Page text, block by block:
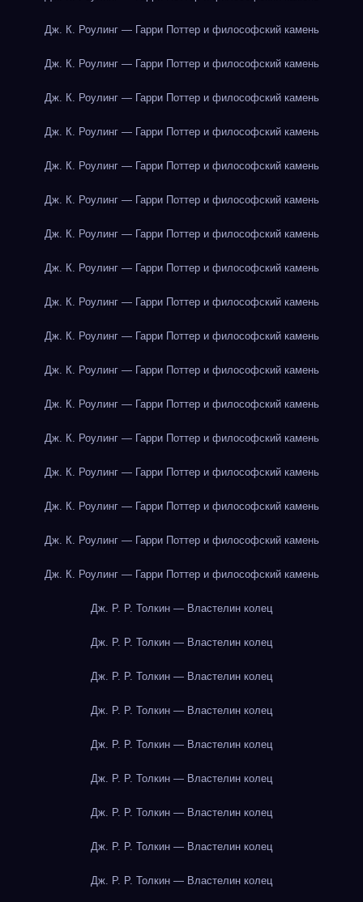
Дж. К. Роулинг — Гарри Поттер и философский камень
Дж. К. Роулинг — Гарри Поттер и философский камень
Дж. К. Роулинг — Гарри Поттер и философский камень
Дж. К. Роулинг — Гарри Поттер и философский камень
Дж. К. Роулинг — Гарри Поттер и философский камень
Дж. К. Роулинг — Гарри Поттер и философский камень
Дж. К. Роулинг — Гарри Поттер и философский камень
Дж. К. Роулинг — Гарри Поттер и философский камень
Дж. К. Роулинг — Гарри Поттер и философский камень
Дж. К. Роулинг — Гарри Поттер и философский камень
Дж. К. Роулинг — Гарри Поттер и философский камень
Дж. К. Роулинг — Гарри Поттер и философский камень
Дж. К. Роулинг — Гарри Поттер и философский камень
Дж. К. Роулинг — Гарри Поттер и философский камень
Дж. К. Роулинг — Гарри Поттер и философский камень
Дж. К. Роулинг — Гарри Поттер и философский камень
Дж. К. Роулинг — Гарри Поттер и философский камень
Дж. Р. Р. Толкин — Властелин колец
Дж. Р. Р. Толкин — Властелин колец
Дж. Р. Р. Толкин — Властелин колец
Дж. Р. Р. Толкин — Властелин колец
Дж. Р. Р. Толкин — Властелин колец
Дж. Р. Р. Толкин — Властелин колец
Дж. Р. Р. Толкин — Властелин колец
Дж. Р. Р. Толкин — Властелин колец
Дж. Р. Р. Толкин — Властелин колец